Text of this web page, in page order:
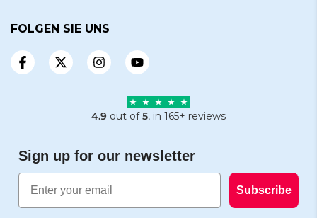
FOLGEN SIE UNS
4.9 out of5, in 165+ reviews
Sign up for our newsletter
Email
Subscribe